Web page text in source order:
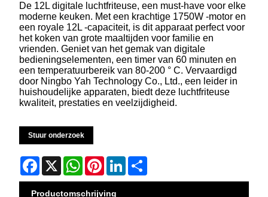
De 12L digitale luchtfriteuse, een must-have voor elke
moderne keuken. Met een krachtige 1750W -motor en
een royale 12L -capaciteit, is dit apparaat perfect voor
het koken van grote maaltijden voor familie en
vrienden. Geniet van het gemak van digitale
bedieningselementen, een timer van 60 minuten en
een temperatuurbereik van 80-200 ° C. Vervaardigd
door Ningbo Yah Technology Co., Ltd., een leider in
huishoudelijke apparaten, biedt deze luchtfriteuse
kwaliteit, prestaties en veelzijdigheid.
Stuur onderzoek
Facebook
X WhatsApp
PinterestLinkedIn
Productomschrijving